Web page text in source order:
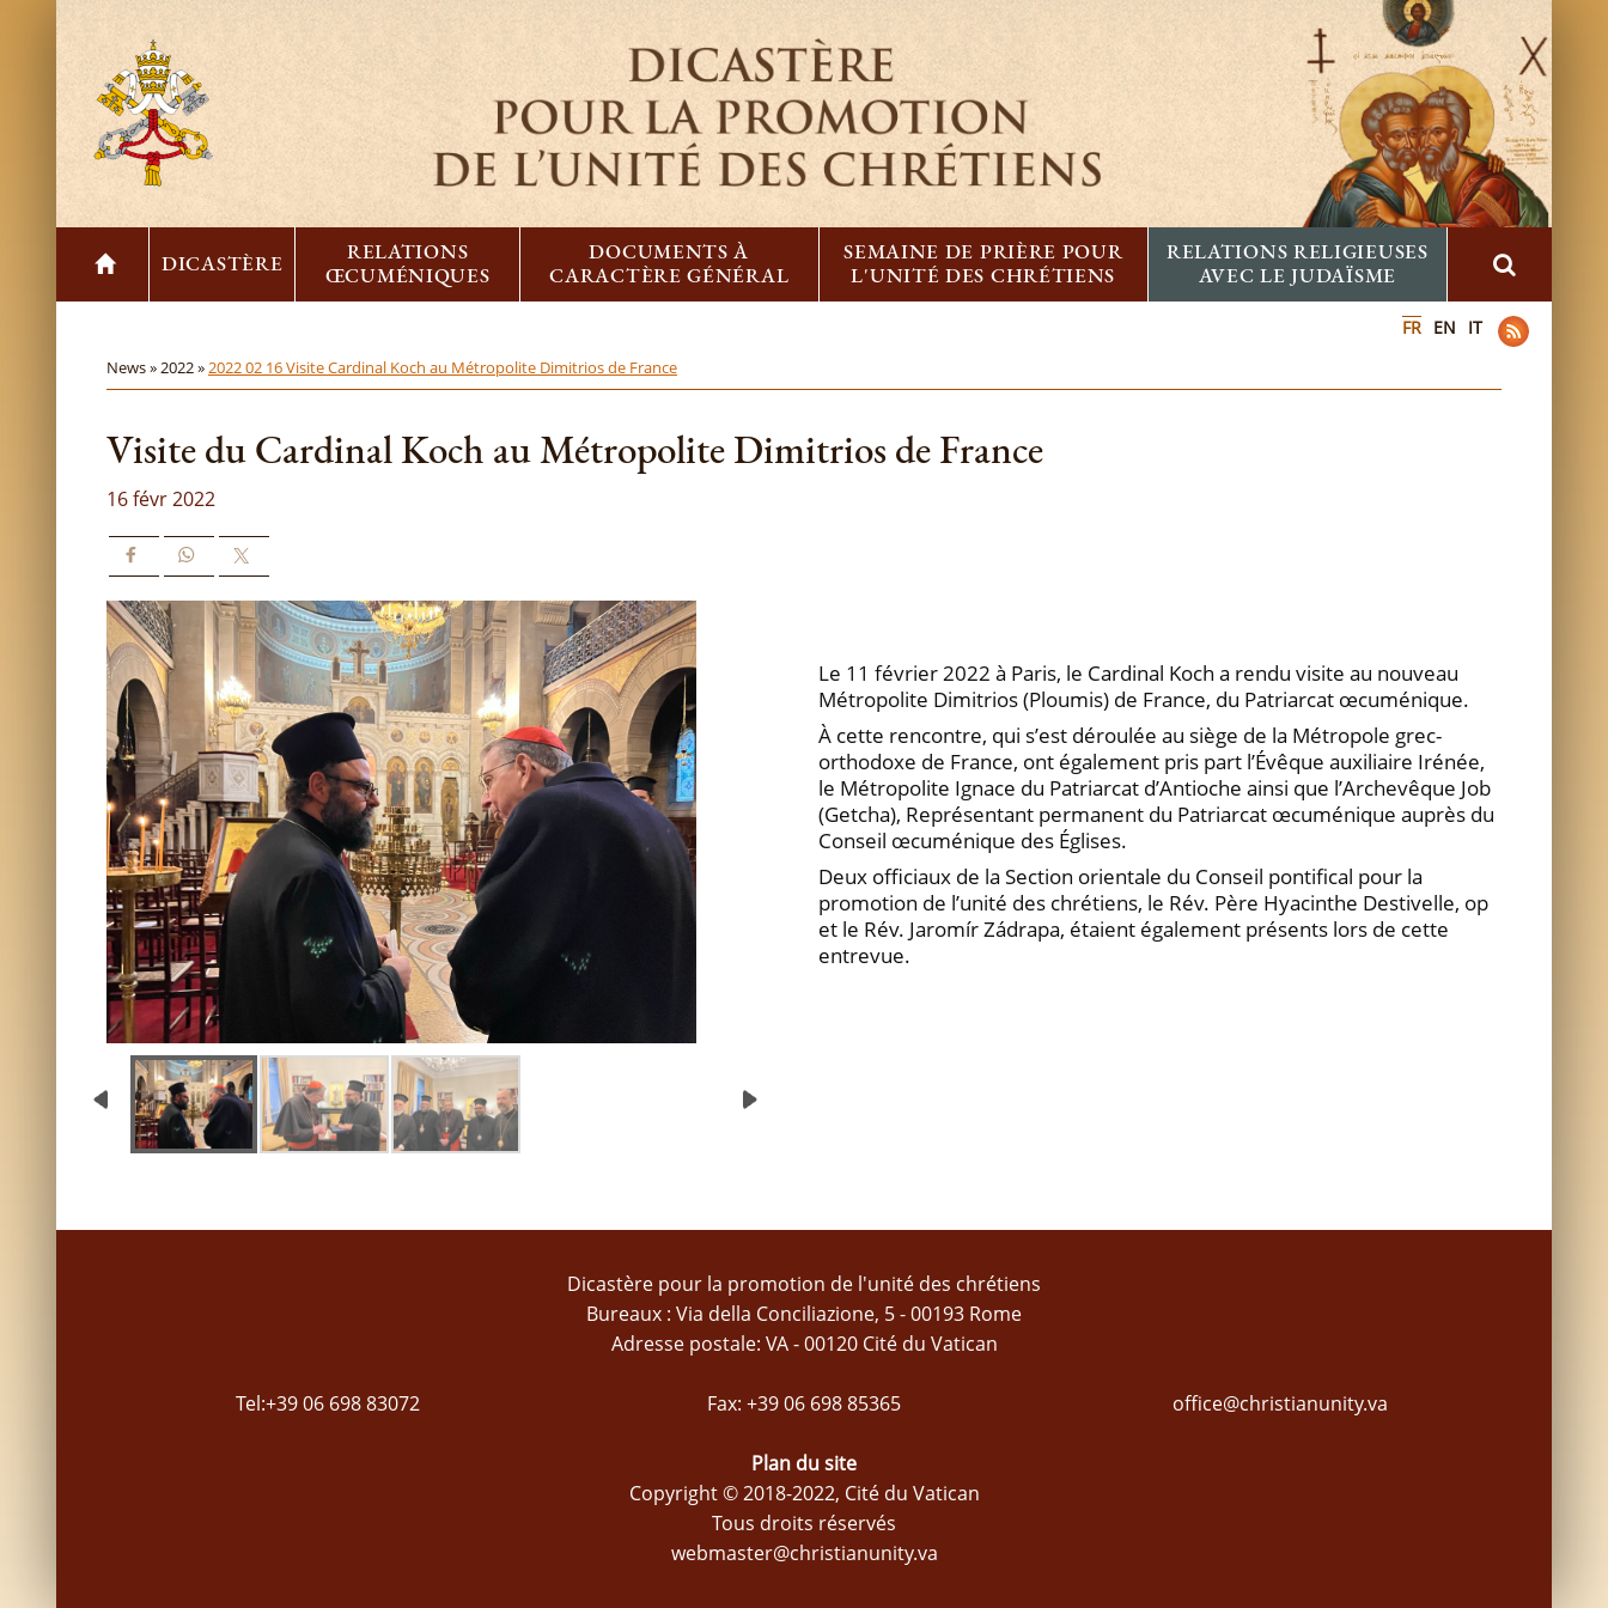
DICASTÈRE
RELATIONS
ŒCUMÉNIQUES
DOCUMENTS À
CARACTÈRE GÉNÉRAL
SEMAINE DE PRIÈRE POUR
L'UNITÉ DES CHRÉTIENS
RELATIONS RELIGIEUSES
AVEC LE JUDAÏSME
FR EN IT
News »2022 »2022 02 16 Visite Cardinal Koch au Métropolite Dimitrios de France
Visite du Cardinal Koch au Métropolite Dimitrios de France
16 févr 2022
Le 11 février 2022 à Paris, le Cardinal Koch a rendu visite au nouveau
Métropolite Dimitrios (Ploumis) de France, du Patriarcat œcuménique.
À cette rencontre, qui s’est déroulée au siège de la Métropole grec-
orthodoxe de France, ont également pris part l’Évêque auxiliaire Irénée,
le Métropolite Ignace du Patriarcat d’Antioche ainsi que l’Archevêque Job
(Getcha), Représentant permanent du Patriarcat œcuménique auprès du
Conseil œcuménique des Églises.
Deux officiaux de la Section orientale du Conseil pontifical pour la
promotion de l’unité des chrétiens, le Rév. Père Hyacinthe Destivelle, op
et le Rév. Jaromír Zádrapa, étaient également présents lors de cette
entrevue.
Dicastère pour la promotion de l'unité des chrétiens
Bureaux : Via della Conciliazione, 5 - 00193 Rome
Adresse postale: VA - 00120 Cité du Vatican
Tel:+39 06 698 83072 Fax: +39 06 698 85365 office@christianunity.va
Plan du site
Copyright © 2018-2022, Cité du Vatican
Tous droits réservés
webmaster@christianunity.va